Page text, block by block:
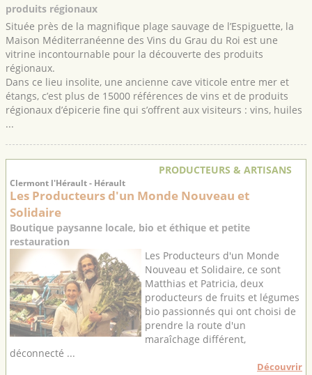
produits régionaux
Située près de la magnifique plage sauvage de l’Espiguette, la
Maison Méditerranéenne des Vins du Grau du Roi est une
vitrine incontournable pour la découverte des produits
régionaux.
Dans ce lieu insolite, une ancienne cave viticole entre mer et
étangs, c’est plus de 15000 références de vins et de produits
régionaux d’épicerie fine qui s’offrent aux visiteurs : vins, huiles
...
PRODUCTEURS & ARTISANS
Clermont l'Hérault - Hérault
Les Producteurs d'un Monde Nouveau et
Solidaire
Boutique paysanne locale, bio et éthique et petite
restauration
Les Producteurs d'un Monde
Nouveau et Solidaire, ce sont
Matthias et Patricia, deux
producteurs de fruits et légumes
bio passionnés qui ont choisi de
prendre la route d'un
maraîchage différent,
déconnecté ...
Découvrir